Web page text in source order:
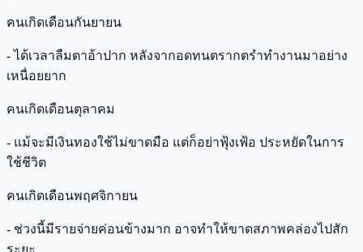
คนเกิดเดือนกันยายน
- ได้เวลาลืมตาอ้าปาก หลังจากอดทนตรากตรำทำงานมาอย่าง
เหนื่อยยาก
คนเกิดเดือนตุลาคม
- แม้จะมีเงินทองใช้ไม่ขาดมือ แต่ก็อย่าฟุ้งเฟ้อ ประหยัดในการ
ใช้ชีวิต
คนเกิดเดือนพฤศจิกายน
- ช่วงนี้มีรายจ่ายค่อนข้างมาก อาจทำให้ขาดสภาพคล่องไปสัก
ระยะ